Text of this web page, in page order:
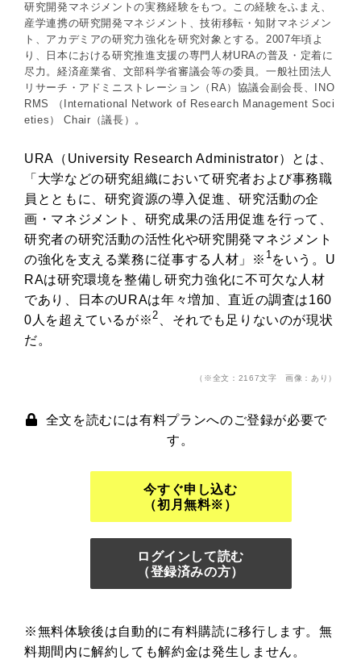
研究開発マネジメントの実務経験をもつ。この経験をふまえ、
産学連携の研究開発マネジメント、技術移転・知財マネジメン
ト、アカデミアの研究力強化を研究対象とする。2007年頃よ
り、日本における研究推進支援の専門人材URAの普及・定着に
尽力。経済産業省、文部科学省審議会等の委員。一般社団法人
リサーチ・アドミニストレーション（RA）協議会副会長、INO
RMS （International Network of Research Management Soci
eties） Chair（議長）。
URA（University Research Administrator）とは、
「大学などの研究組織において研究者および事務職
員とともに、研究資源の導入促進、研究活動の企
画・マネジメント、研究成果の活用促進を行って、
研究者の研究活動の活性化や研究開発マネジメント
の強化を支える業務に従事する人材」※ 1をいう。U
RAは研究環境を整備し研究力強化に不可欠な人材
であり、日本のURAは年々増加、直近の調査は160
0人を超えているが※2
、それでも足りないのが現状
だ。
（※全文：2167文字 画像：あり）
全文を読むには有料プランへのご登録が必要で
す。
今すぐ申し込む
（初月無料※）
ログインして読む
（登録済みの方）
※無料体験後は自動的に有料購読に移行します。無
料期間内に解約しても解約金は発生しません。